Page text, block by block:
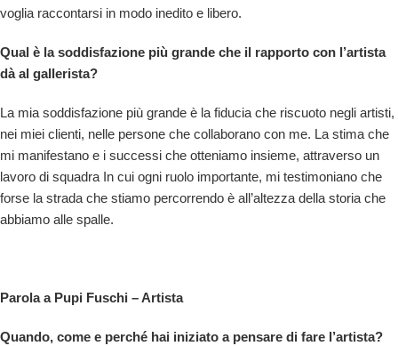
voglia raccontarsi in modo inedito e libero.
Qual è la soddisfazione più grande che il rapporto con l’artista
dà al gallerista?
La mia soddisfazione più grande è la fiducia che riscuoto negli artisti,
nei miei clienti, nelle persone che collaborano con me. La stima che
mi manifestano e i successi che otteniamo insieme, attraverso un
lavoro di squadra In cui ogni ruolo importante, mi testimoniano che
forse la strada che stiamo percorrendo è all’altezza della storia che
abbiamo alle spalle.
Parola a Pupi Fuschi – Artista
Quando, come e perché hai iniziato a pensare di fare l’artista?